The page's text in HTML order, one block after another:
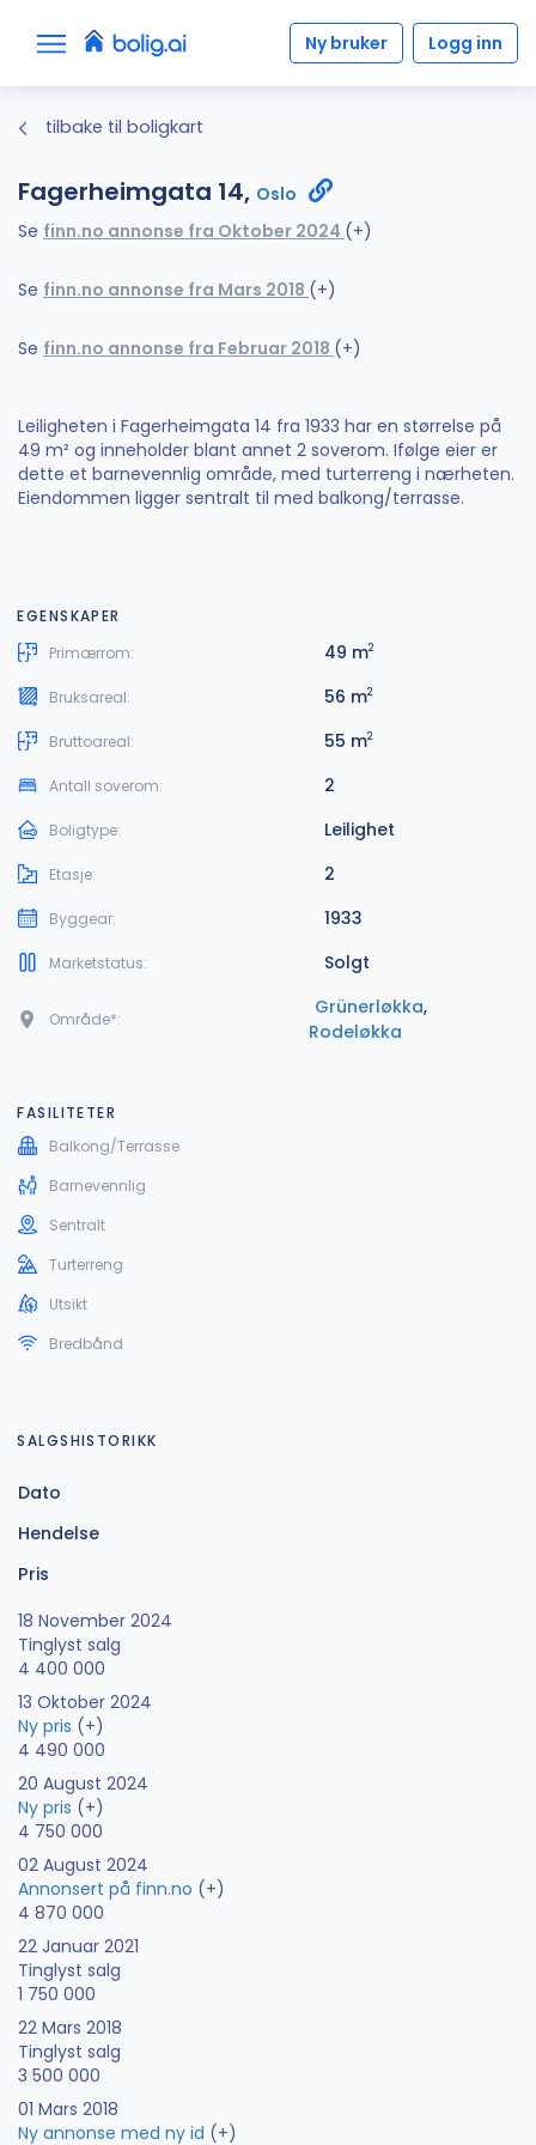
Ny bruker Logg inn
tilbake til boligkart
Fagerheimgata 14, Oslo
Se finn.no annonse fra Oktober 2024 (+)
Se finn.no annonse fra Mars 2018 (+)
Se finn.no annonse fra Februar 2018 (+)
Leiligheten i Fagerheimgata 14 fra 1933 har en størrelse på
49 m² og inneholder blant annet 2 soverom. Ifølge eier er
dette et barnevennlig område, med turterreng i nærheten.
Eiendommen ligger sentralt til med balkong/terrasse.
EGENSKAPER
Primærrom:
49 m2
Bruksareal: 56 m2
Bruttoareal: 55 m2
Antall soverom: 2
Boligtype: Leilighet
Etasje: 2
Byggear: 1933
Marketstatus: Solgt
Område*:
Grünerløkka,
Rodeløkka
FASILITETER
Balkong/Terrasse
Barnevennlig
Sentralt
Turterreng
Utsikt
Bredbånd
SALGSHISTORIKK
Dato
Hendelse
Pris
18 November 2024
Tinglyst salg
4 400 000
13 Oktober 2024
Ny pris (+)
4 490 000
20 August 2024
Ny pris (+)
4 750 000
02 August 2024
Annonsert på finn.no (+)
4 870 000
22 Januar 2021
Tinglyst salg
1 750 000
22 Mars 2018
Tinglyst salg
3 500 000
01 Mars 2018
Ny annonse med ny id (+)